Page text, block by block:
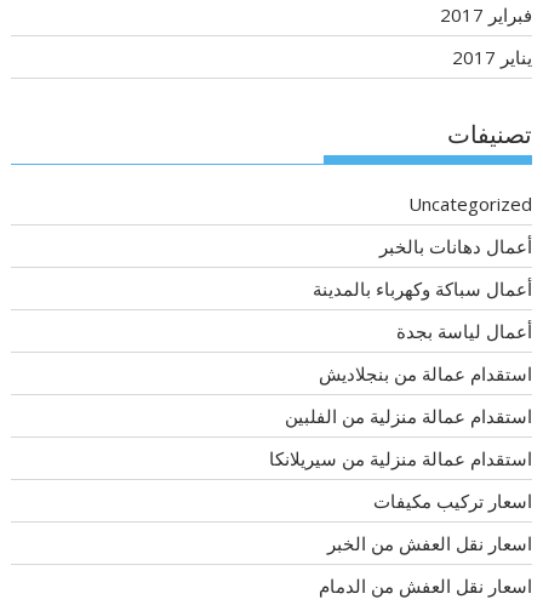
فبراير 2017
يناير 2017
تصنيفات
Uncategorized
أعمال دهانات بالخبر
أعمال سباكة وكهرباء بالمدينة
أعمال لياسة بجدة
استقدام عمالة من بنجلاديش
استقدام عمالة منزلية من الفلبين
استقدام عمالة منزلية من سيريلانكا
اسعار تركيب مكيفات
اسعار نقل العفش من الخبر
اسعار نقل العفش من الدمام